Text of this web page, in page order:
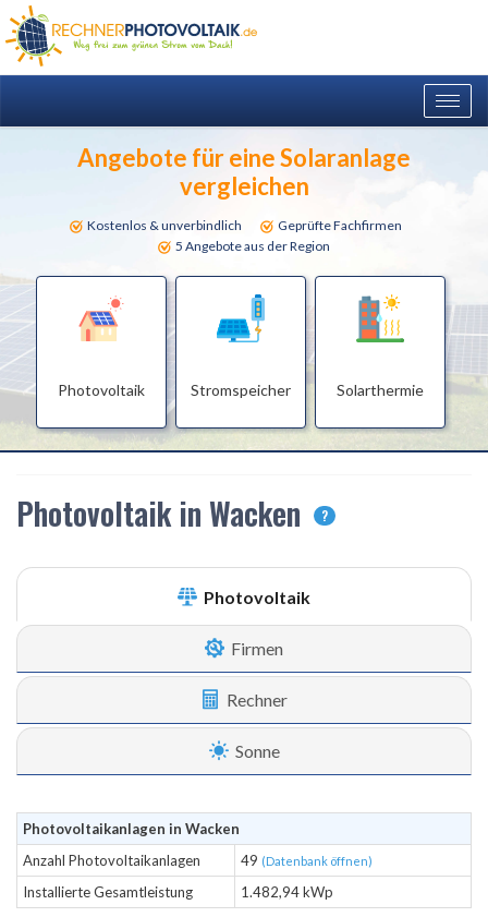
Angebote für eine Solaranlage
vergleichen
Kostenlos & unverbindlich
Geprüfte Fachfirmen
5 Angebote aus der Region
Photovoltaik Stromspeicher Solarthermie
Photovoltaik in Wacken ?
Photovoltaik
Firmen
Rechner
Sonne
Photovoltaikanlagen in Wacken
Anzahl Photovoltaikanlagen
49 (Datenbank öffnen)
Installierte Gesamtleistung 1.482,94 kWp